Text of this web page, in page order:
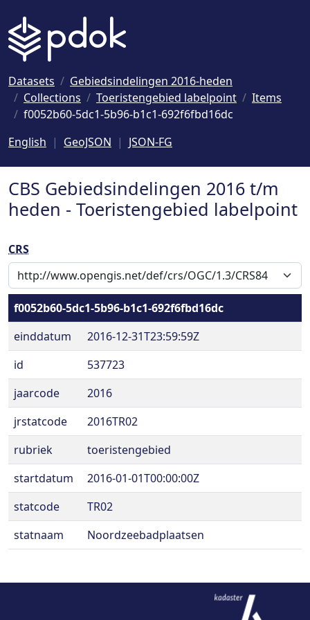
Datasets
Gebiedsindelingen 2016-heden
Collections
Toeristengebied labelpoint
Items
f0052b60-5dc1-5b96-b1c1-692f6fbd16dc
English
GeoJSON JSON-FG
CBS Gebiedsindelingen 2016 t/m
heden - Toeristengebied labelpoint
CRS
f0052b60-5dc1-5b96-b1c1-692f6fbd16dc
einddatum
2016-12-31T23:59:59Z
id
537723
jaarcode
2016
jrstatcode
2016TR02
rubriek
toeristengebied
startdatum
2016-01-01T00:00:00Z
statcode
TR02
statnaam
Noordzeebadplaatsen